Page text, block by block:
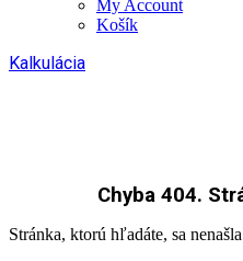
My Account
Košík
Kalkulácia
Chyba 404.
Stránka, ktorú hľadáte, sa